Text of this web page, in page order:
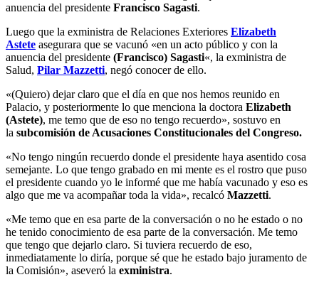
anuencia del presidente Francisco Sagasti.
Luego que la exministra de Relaciones Exteriores Elizabeth
Astete asegurara que se vacunó «en un acto público y con la
anuencia del presidente (Francisco) Sagasti«, la exministra de
Salud, Pilar Mazzetti, negó conocer de ello.
«(Quiero) dejar claro que el día en que nos hemos reunido en
Palacio, y posteriormente lo que menciona la doctora Elizabeth
(Astete), me temo que de eso no tengo recuerdo», sostuvo en
la subcomisión de Acusaciones Constitucionales del Congreso.
«No tengo ningún recuerdo donde el presidente haya asentido cosa
semejante. Lo que tengo grabado en mi mente es el rostro que puso
el presidente cuando yo le informé que me había vacunado y eso es
algo que me va acompañar toda la vida», recalcó Mazzetti.
«Me temo que en esa parte de la conversación o no he estado o no
he tenido conocimiento de esa parte de la conversación. Me temo
que tengo que dejarlo claro. Si tuviera recuerdo de eso,
inmediatamente lo diría, porque sé que he estado bajo juramento de
la Comisión», aseveró la exministra.